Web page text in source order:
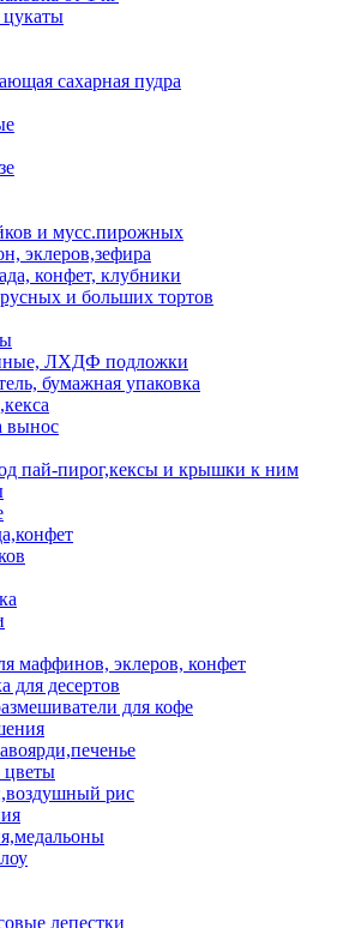
сахарная пудра
и мусс.пирожных
эклеров,зефира
конфет, клубники
и больших тортов
ЛХДФ подложки
бумажная упаковка
вынос
пай-пирог,кексы и крышки к ним
маффинов, эклеров, конфет
десертов
для кофе
цветы
рис
лепестки